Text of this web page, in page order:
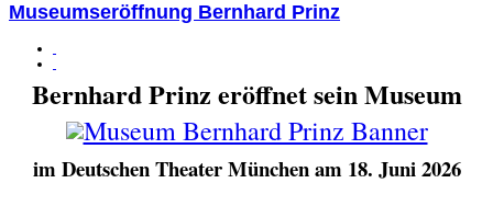
Museumseröffnung Bernhard Prinz
Bernhard Prinz eröffnet sein Museum
im Deutschen Theater München am 18. Juni 2026